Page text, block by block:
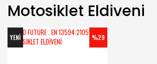
Motosiklet Eldiveni
YENİ %29